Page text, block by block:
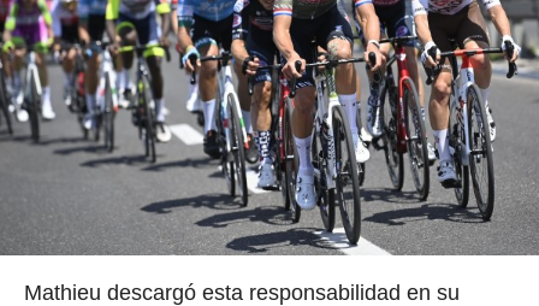
Mathieu descargó esta responsabilidad en su